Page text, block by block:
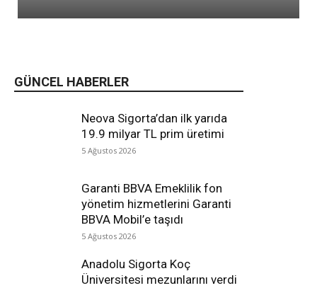
GÜNCEL HABERLER
Neova Sigorta’dan ilk yarıda
19.9 milyar TL prim üretimi
5 Ağustos 2026
Garanti BBVA Emeklilik fon
yönetim hizmetlerini Garanti
BBVA Mobil’e taşıdı
5 Ağustos 2026
Anadolu Sigorta Koç
Üniversitesi mezunlarını verdi